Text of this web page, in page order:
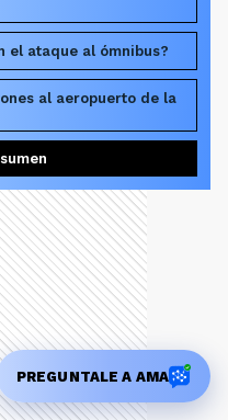
el ataque al ómnibus?
al aeropuerto de la
PREGUNTALE A AMA